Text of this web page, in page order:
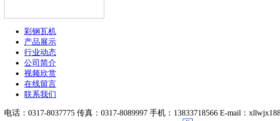
彩钢瓦机
产品展示
行业动态
公司简介
视频欣赏
在线留言
联系我们
电话：0317-8037775 传真：0317-8089997 手机：13833718566 E-mail：